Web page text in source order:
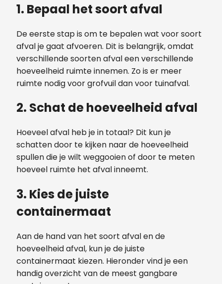
1. Bepaal het soort afval
De eerste stap is om te bepalen wat voor soort
afval je gaat afvoeren. Dit is belangrijk, omdat
verschillende soorten afval een verschillende
hoeveelheid ruimte innemen. Zo is er meer
ruimte nodig voor grofvuil dan voor tuinafval.
2. Schat de hoeveelheid afval
Hoeveel afval heb je in totaal? Dit kun je
schatten door te kijken naar de hoeveelheid
spullen die je wilt weggooien of door te meten
hoeveel ruimte het afval inneemt.
3. Kies de juiste
containermaat
Aan de hand van het soort afval en de
hoeveelheid afval, kun je de juiste
containermaat kiezen. Hieronder vind je een
handig overzicht van de meest gangbare